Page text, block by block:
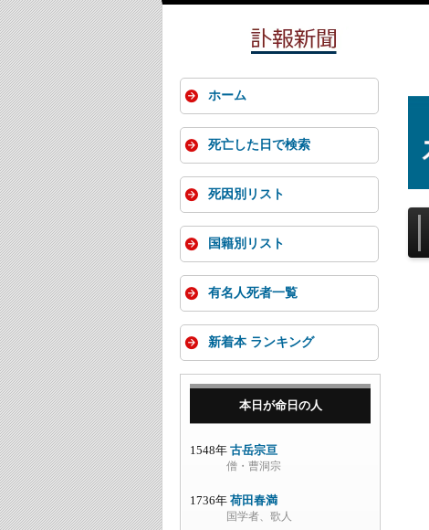
ホーム
死亡した日で検索
死因別リスト
国籍別リスト
有名人死者一覧
新着本 ランキング
本日が命日の人
1548年 古岳宗亘
僧・曹洞宗
1736年 荷田春満
国学者、歌人